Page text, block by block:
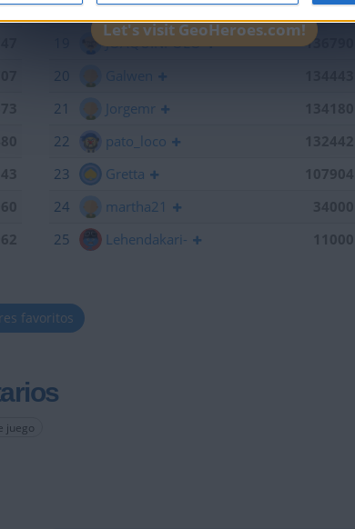
18
teresa urzainki
137308
JOAQUINPOLO
136790
20
Galwen
21
Jorgemr
22
pato_loco
23
Gretta
24
martha21
25
Lehendakari-
favoritos
juego
Let's visit GeoHeroes.com!